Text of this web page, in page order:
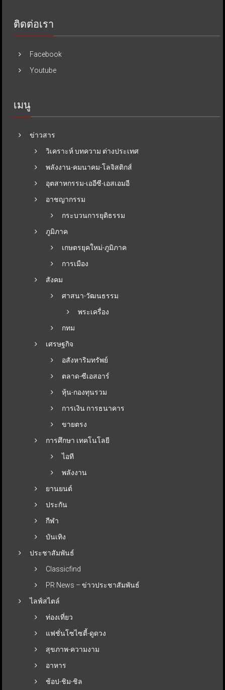
ติดต่อเรา
Facebook
Youtube
เมนู
ข่าวสาร
วิเคราะห์ บทความ ต่างประเทศ
พลังงาน-คมนาคม-โลจิสติกส์
อุตสาหกรรม-เออีซี-เอสเอมอี
อาชญากรรม
กระบวนการยุติธรรม
ภูมิภาค
เกษตรยุคใหม่-ภูมิภาค
การเมือง
สังคม
ศาสนา-วัฒนธรรม
พระเครื่อง
กทม
เศรษฐกิจ
อสังหาริมทรัพย์
ตลาด-ซีเอสอาร์
หุ้น-กองทุนรวม
การเงิน การธนาคาร
ขายตรง
การศึกษา เทคโนโลยี
ไอที
พลังงาน
ยานยนต์
ประกัน
กีฬา
บันเทิง
ประชาสัมพันธ์
Classicfind
PR News – ข่าวประชาสัมพันธ์
ไลฟ์สไตล์
ท่องเที่ยว
แฟชั่นโซไซตี้-ดูดวง
สุขภาพ-ความงาม
อาหาร
ช้อป-ชิม-ชิล